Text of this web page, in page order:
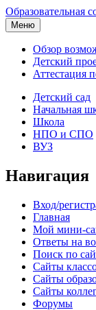
Образовательная
Меню
Обзор
Детский
Аттестация
Детский сад
Начальная
Школа
НПО и СПО
ВУЗ
Навигация
Вход/
Главная
Мой мини-
Ответы на
Поиск по
Сайты
Сайты
Сайты
Форумы